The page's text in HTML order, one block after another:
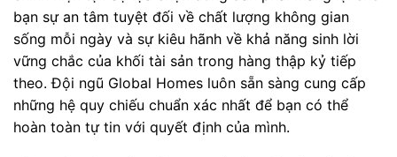
bạn sự an tâm tuyệt đối về chất lượng không gian
sống mỗi ngày và sự kiêu hãnh về khả năng sinh lời
vững chắc của khối tài sản trong hàng thập kỷ tiếp
theo. Đội ngũ Global Homes luôn sẵn sàng cung cấp
những hệ quy chiếu chuẩn xác nhất để bạn có thể
hoàn toàn tự tin với quyết định của mình.